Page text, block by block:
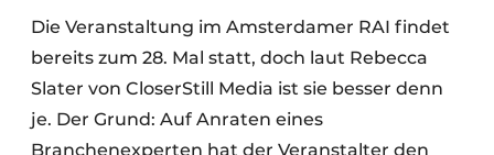
Die Veranstaltung im Amsterdamer RAI findet
bereits zum 28. Mal statt, doch laut Rebecca
Slater von CloserStill Media ist sie besser denn
je. Der Grund: Auf Anraten eines
Branchenexperten hat der Veranstalter den